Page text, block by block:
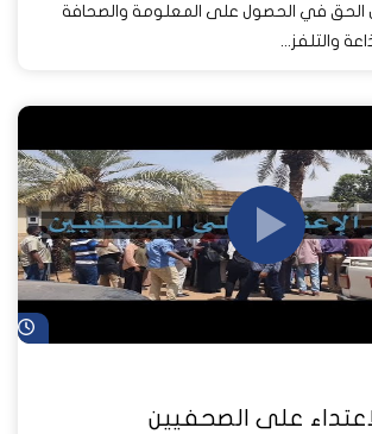
في الحصول على المعلومة والصحافة
والتلفز...
على الصحفيين